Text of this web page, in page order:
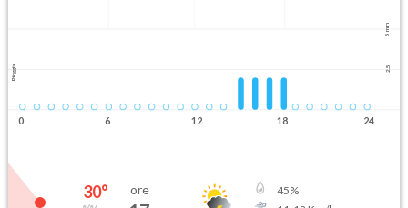
5 mm
2.5
Pioggia
0 6 12 18 24
30° ore 45%